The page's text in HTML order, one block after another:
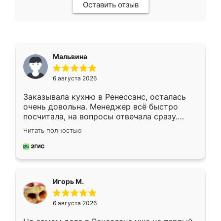
Оставить отзыв
Мальвина
6 августа 2026
Заказывала кухню в Ренессанс, осталась
очень довольна. Менеджер всё быстро
посчитала, на вопросы отвечала сразу.
Замерщик приехал в субботу, подошёл к
делу со всей ответственностью. Собрали
за день, ребята работали аккуратно, даже
Читать полностью
Игорь М.
6 августа 2026